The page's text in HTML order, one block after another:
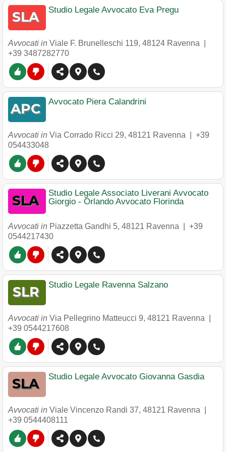
Studio Legale Avvocato Eva Pregu
Avvocati in Viale F. Brunelleschi 119, 48124 Ravenna
+39 3487282770
Avvocato Piera Calandrini
Avvocati in Via Corrado Ricci 29, 48121 Ravenna
+39
054433048
Studio Legale Associato Liverani Avvocato
Giorgio - Orlando Avvocato Florinda
Avvocati in Piazzetta Gandhi 5, 48121 Ravenna
+39
0544217430
Studio Legale Ravenna Salzano
Avvocati in Via Pellegrino Matteucci 9, 48121 Ravenna
+39 0544217608
Studio Legale Avvocato Giovanna Gasdia
Avvocati in Viale Vincenzo Randi 37, 48121 Ravenna
+39 0544408111